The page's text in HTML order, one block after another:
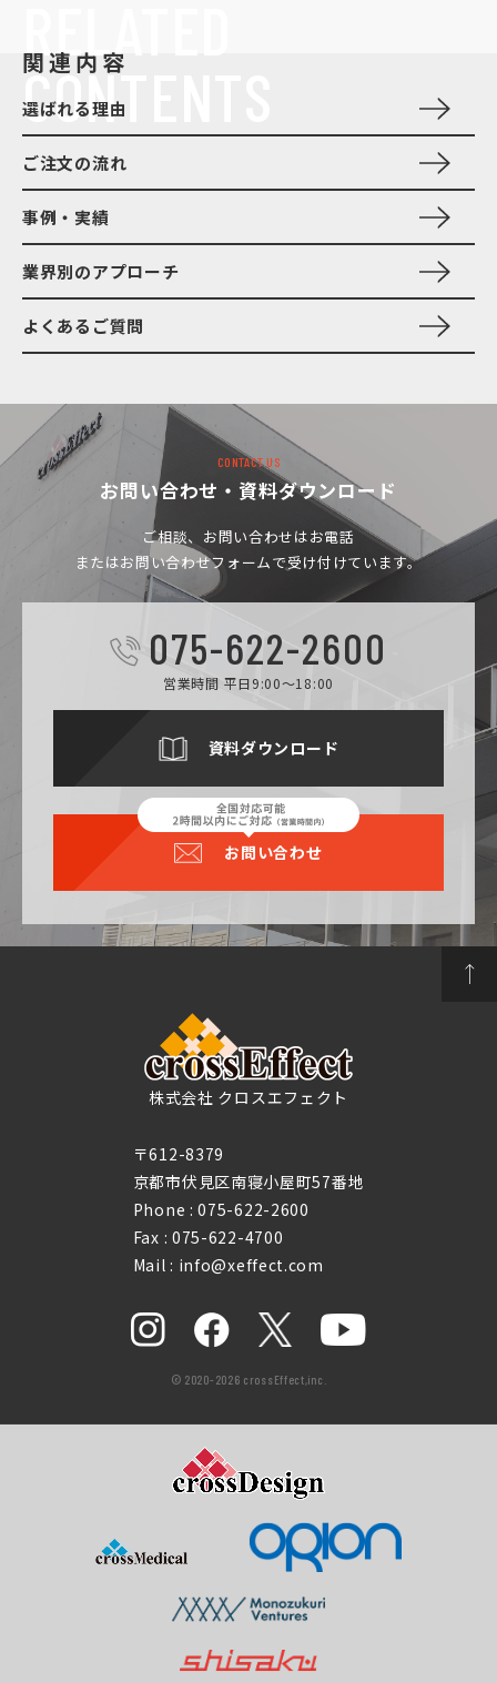
CONTENTS
関連内容
選ばれる理由
ご注文の流れ
事例・実績
業界別のアプローチ
よくあるご質問
CONTACT US
お問い合わせ・資料ダウンロード
ご相談、お問い合わせはお電話
またはお問い合わせフォームで受け付けています。
075-622-2600
営業時間 平日9:00～18:00
資料ダウンロード
お問い合わせ
株式会社 クロスエフェクト
〒612-8379
京都市伏見区南寝小屋町57番地
Phone :075-622-2600
Fax : 075-622-4700
Mail : info@xeffect.com
© 2020-2026 crossEffect,inc.